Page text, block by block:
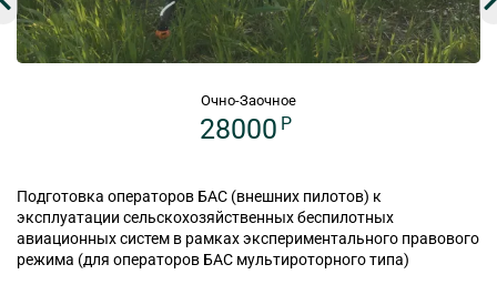
Очно-Заочное
28000 P
Подготовка операторов БАС (внешних пилотов) к
эксплуатации сельскохозяйственных беспилотных
авиационных систем в рамках экспериментального правового
режима (для операторов БАС мультироторного типа)